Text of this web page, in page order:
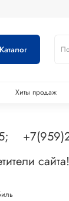
Каталог
Хиты продаж